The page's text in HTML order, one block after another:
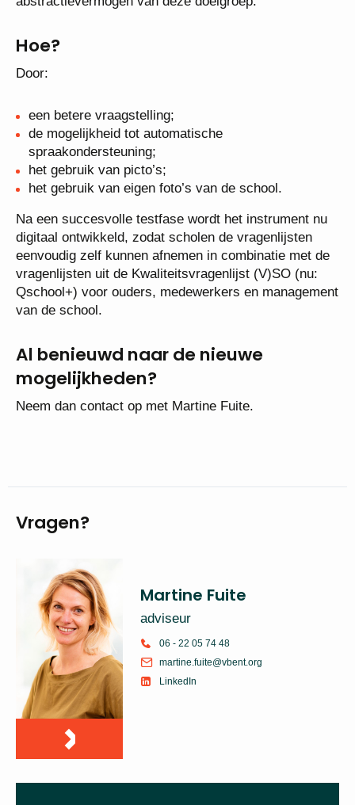
Hoe?
Door:
een betere vraagstelling;
de mogelijkheid tot automatische
spraakondersteuning;
het gebruik van picto’s;
het gebruik van eigen foto’s van de school.
Na een succesvolle testfase wordt het instrument nu
digitaal ontwikkeld, zodat scholen de vragenlijsten
eenvoudig zelf kunnen afnemen in combinatie met de
vragenlijsten uit de Kwaliteitsvragenlijst (V)SO (nu:
Qschool+) voor ouders, medewerkers en management
van de school.
Al benieuwd naar de nieuwe
mogelijkheden?
Neem dan contact op met Martine Fuite.
Vragen?
Martine Fuite
adviseur
06 - 22 05 74 48
martine.fuite@vbent.org
LinkedIn